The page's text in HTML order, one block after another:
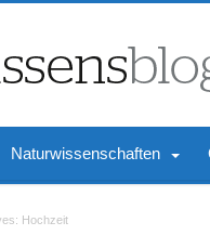
Naturwissenschaften
Hochzeit